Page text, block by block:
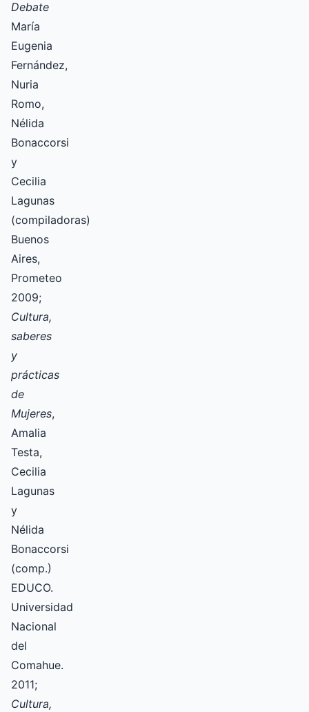
Debate
María
Eugenia
Fernández,
Nuria
Romo,
Nélida
Bonaccorsi
y
Cecilia
Lagunas
(compiladoras)
Buenos
Aires,
Prometeo
2009;
Cultura,
saberes
y
prácticas
de
Mujeres,
Amalia
Testa,
Cecilia
Lagunas
y
Nélida
Bonaccorsi
(comp.)
EDUCO.
Universidad
Nacional
del
Comahue.
2011;
Cultura,